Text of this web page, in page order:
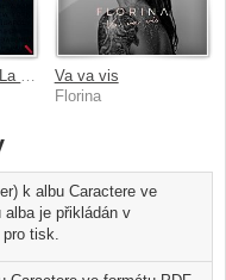
Samedi Soir Sur La Terre
Va va vis
Florina
k albu Caractere ve
alba je přikládán v
tisk.